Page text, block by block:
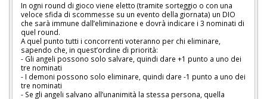
In ogni round di gioco viene eletto (tramite sorteggio o con una
veloce sfida di scommesse su un evento della giornata) un DIO
che sarà immune dall’eliminazione e dovrà indicare i 3 nominati di
quel round.
A quel punto tutti i concorrenti voteranno per chi eliminare,
sapendo che, in quest’ordine di priorità:
- Gli angeli possono solo salvare, quindi dare +1 punto a uno dei
tre nominati
- I demoni possono solo eliminare, quindi dare -1 punto a uno dei
tre nominati
- Se gli angeli salvano all’unanimità la stessa persona, quella